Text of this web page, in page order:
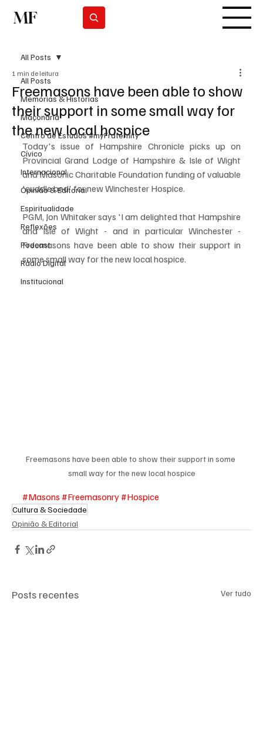
MF
All Posts
Memórias & Histórias
Maçonaria
Centro de Estudos #myFraternity
Cívico
Internacional
Opinião & Editorial
Espiritualidade
Reflexões
Podcast
Rádio Digital
Institucional
All Posts
Freemasons have been able to show
their support in some small way for
the new local hospice
1 min de leitura
Today's issue of Hampshire Chronicle picks up on
Provincial Grand Lodge of Hampshire & Isle of Wight
and Masonic Charitable Foundation funding of valuable
'cuddle bed' for new Winchester Hospice.
PGM, Jon Whitaker says 'I am delighted that Hampshire
and Isle of Wight - and in particular Winchester -
Freemasons have been able to show their support in
some small way for the new local hospice.
Freemasons have been able to show their support in some
small way for the new local hospice
#Masons #Freemasonry #Hospice
Cultura & Sociedade
Opinião & Editorial
Posts recentes Ver tudo